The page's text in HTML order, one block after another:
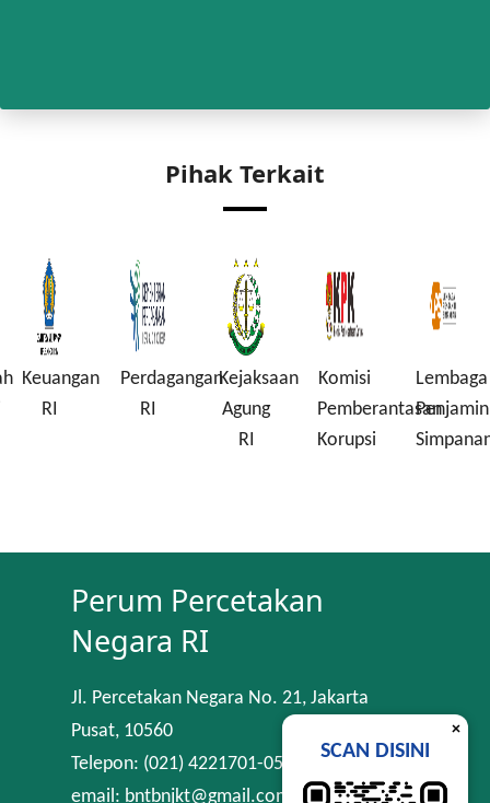
Pihak Terkait
Keuangan
RI
Perdagangan
RI
Kejaksaan
Agung
RI
Komisi
Pemberantasan
Korupsi
Lembaga
Penjamin
Perum Percetakan
Negara RI
Jl. Percetakan Negara No. 21, Jakarta
Pusat, 10560
Telepon: (021) 4221701-05
email: bntbnjkt@gmail.com
×
SCAN DISINI